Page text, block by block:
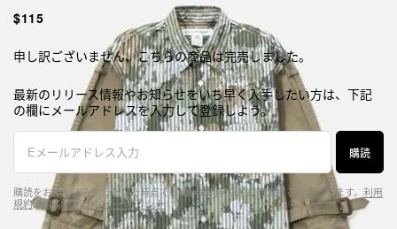
$115
申し訳ございません、こちらの商品は完売しました。
最新のリリース情報やお知らせをいち早く入手したい方は、下記
の欄にメールアドレスを入力して登録しよう。
購読
購読をお申し込みいただいた時点で、HBXの利用規約に同意するものとします。 利用
規約およびプライバシーポリシー